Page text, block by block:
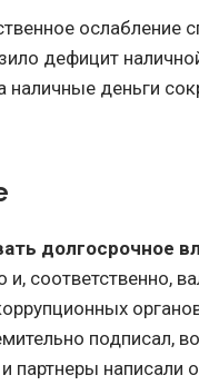
ослабление
дефицит
наличные деньги
долгосрочное
и, соответственно,
подписал,
написали